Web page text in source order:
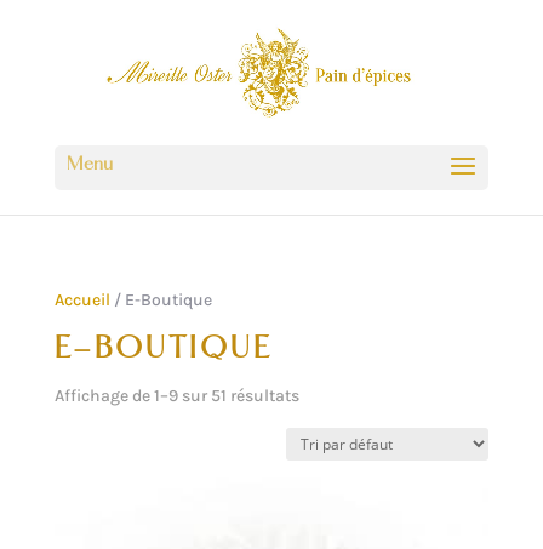
Accueil / E-Boutique
E-BOUTIQUE
Affichage de 1–9 sur 51 résultats